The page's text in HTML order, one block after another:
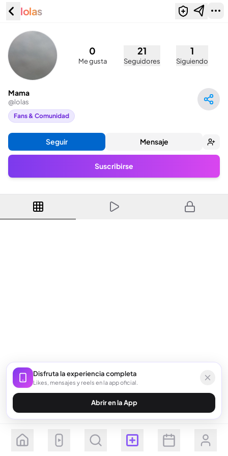
lolas
0
Me gusta
21
Seguidores
1
Siguiendo
Mama
@lolas
Fans & Comunidad
Seguir Mensaje
Suscribirse
Seguir Suscribirse
Disfruta la experiencia completa
Likes, mensajes y reels en la app oficial.
Abrir en la App